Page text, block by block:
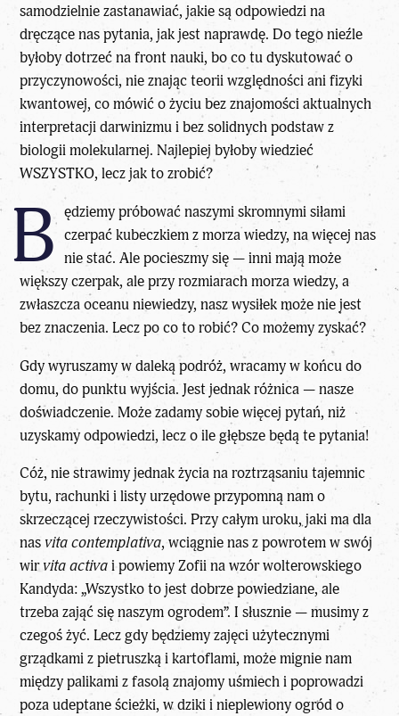
samodzielnie zastanawiać, jakie są odpowiedzi na
dręczące nas pytania, jak jest naprawdę. Do tego nieźle
byłoby dotrzeć na front nauki, bo co tu dyskutować o
przyczynowości, nie znając teorii względności ani fizyki
kwantowej, co mówić o życiu bez znajomości aktualnych
interpretacji darwinizmu i bez solidnych podstaw z
biologii molekularnej. Najlepiej byłoby wiedzieć
WSZYSTKO, lecz jak to zrobić?
B ędziemy próbować naszymi skromnymi siłami
czerpać kubeczkiem z morza wiedzy, na więcej nas
nie stać. Ale pocieszmy się — inni mają może
większy czerpak, ale przy rozmiarach morza wiedzy, a
zwłaszcza oceanu niewiedzy, nasz wysiłek może nie jest
bez znaczenia. Lecz po co to robić? Co możemy zyskać?
Gdy wyruszamy w daleką podróż, wracamy w końcu do
domu, do punktu wyjścia. Jest jednak różnica — nasze
doświadczenie. Może zadamy sobie więcej pytań, niż
uzyskamy odpowiedzi, lecz o ile głębsze będą te pytania!
Cóż, nie strawimy jednak życia na roztrząsaniu tajemnic
bytu, rachunki i listy urzędowe przypomną nam o
skrzeczącej rzeczywistości. Przy całym uroku, jaki ma dla
nas vita contemplativa, wciągnie nas z powrotem w swój
wirvita activai powiemy Zofii na wzór wolterowskiego
Kandyda: „Wszystko to jest dobrze powiedziane, ale
trzeba zająć się naszym ogrodem”. I słusznie — musimy z
czegoś żyć. Lecz gdy będziemy zajęci użytecznymi
grządkami z pietruszką i kartoflami, może mignie nam
między palikami z fasolą znajomy uśmiech i poprowadzi
poza udeptane ścieżki, w dziki i nieplewiony ogród o